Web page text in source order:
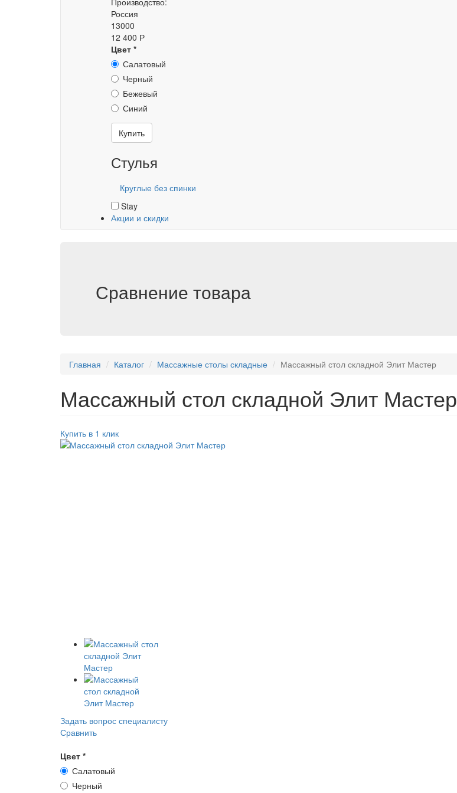
Россия
13000
12 400 Р
Цвет *
Салатовый
Черный
Бежевый
Синий
Купить
Стулья
Круглые без спинки
Stay
Акции и скидки
Сравнение товара
Главная Каталог Массажные столы складные Массажный стол складной Элит Мастер
Массажный стол складной Элит Мастер
Купить в 1 клик
Задать вопрос специалисту
Сравнить
Цвет *
Салатовый
Черный